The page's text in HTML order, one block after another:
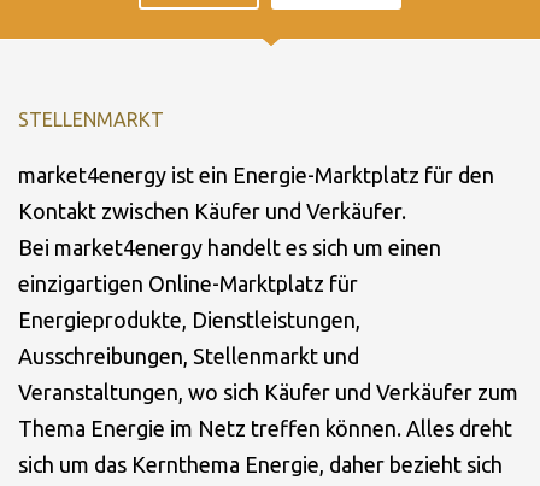
STELLENMARKT
market4energy ist ein Energie-Marktplatz für den
Kontakt zwischen Käufer und Verkäufer.
Bei market4energy handelt es sich um einen
einzigartigen Online-Marktplatz für
Energieprodukte, Dienstleistungen,
Ausschreibungen, Stellenmarkt und
Veranstaltungen, wo sich Käufer und Verkäufer zum
Thema Energie im Netz treffen können. Alles dreht
sich um das Kernthema Energie, daher bezieht sich